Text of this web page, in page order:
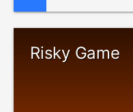
Risky Game